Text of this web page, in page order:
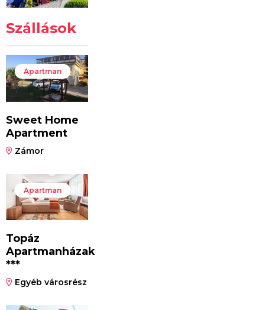
Szállások
Apartman
Sweet Home
Apartment
Zámor
Apartman
Topáz
Apartmanházak
***
Egyéb városrész